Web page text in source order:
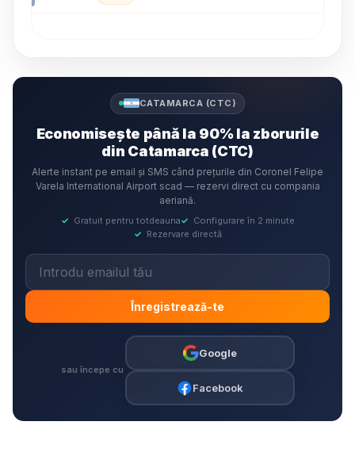
CATAMARCA (CTC)
Economisește până la 90% la zborurile
din Catamarca (CTC)
Alerte instant pe email și SMS când prețurile din Coronel Felipe
Varela International Airport scad — rezervi direct cu compania
aeriană.
✓ Gratuit pentru totdeauna✓ Configurare în 2 minute
✓ Rezervare directă
Înregistrează-te
sau începe cu
Google
Facebook